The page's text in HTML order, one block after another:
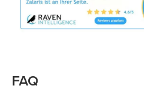
FAQ